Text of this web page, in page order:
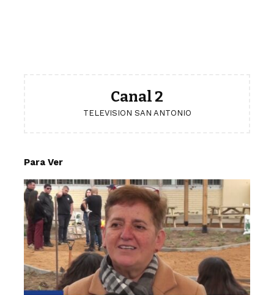
Canal 2
TELEVISION SAN ANTONIO
Para Ver